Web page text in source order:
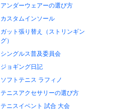
アンダーウェアーの選び方
カスタムインソール
ガット張り替え（ストリンギン
グ）
シングルス普及委員会
ジョギング日記
ソフトテニス ラフィノ
テニスアクセサリーの選び方
テニスイベント 試合 大会